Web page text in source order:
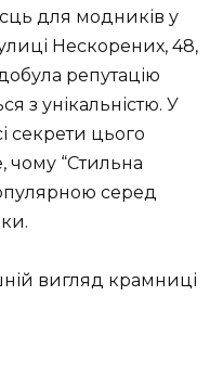
для модників у
Нескорених, 48,
репутацію
з унікальністю. У
секрети цього
чому “Стильна
серед